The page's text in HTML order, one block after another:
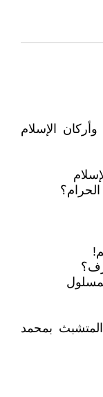
الإسلام
بمحمد